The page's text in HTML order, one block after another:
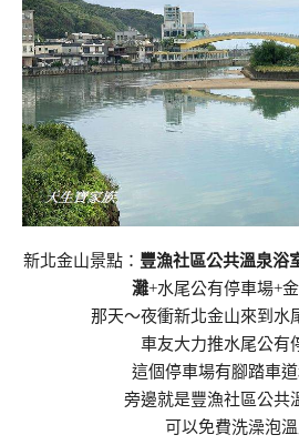
新北金山景點： 豐漁社區公共溫泉浴
灘+水尾公有停車場+
那天～夜衝新北金山來到水
車友大力推水尾公有
這個停車場有腳踏車道
旁邊就是豐漁社區公共
可以免費洗澡泡溫